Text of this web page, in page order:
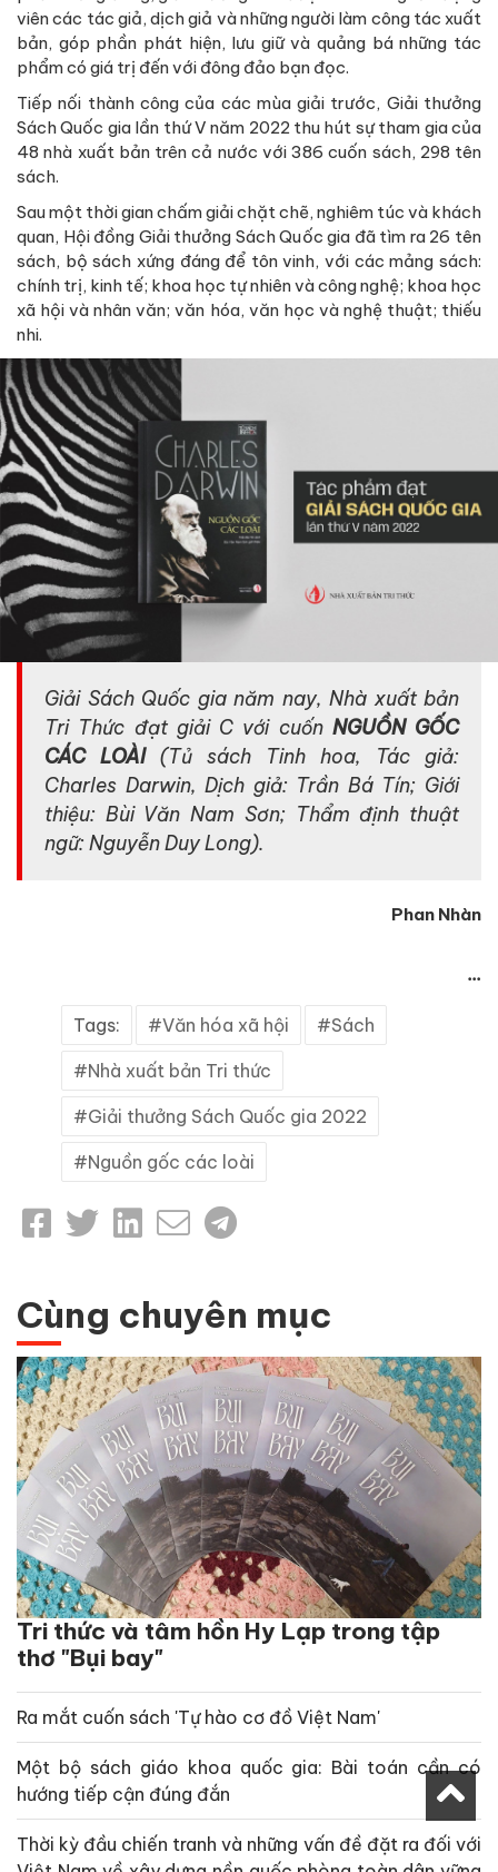
viên các tác giả, dịch giả và những người làm công tác xuất
bản, góp phần phát hiện, lưu giữ và quảng bá những tác
phẩm có giá trị đến với đông đảo bạn đọc.
Tiếp nối thành công của các mùa giải trước, Giải thưởng
Sách Quốc gia lần thứ V năm 2022 thu hút sự tham gia của
48 nhà xuất bản trên cả nước với 386 cuốn sách, 298 tên
sách.
Sau một thời gian chấm giải chặt chẽ, nghiêm túc và khách
quan, Hội đồng Giải thưởng Sách Quốc gia đã tìm ra 26 tên
sách, bộ sách xứng đáng để tôn vinh, với các mảng sách:
chính trị, kinh tế; khoa học tự nhiên và công nghệ; khoa học
xã hội và nhân văn; văn hóa, văn học và nghệ thuật; thiếu
nhi.
Giải Sách Quốc gia năm nay, Nhà xuất bản
Tri Thức đạt giải C với cuốn NGUỒN GỐC
CÁC LOÀI(Tủ sách Tinh hoa, Tác giả:
Charles Darwin, Dịch giả: Trần Bá Tín; Giới
thiệu: Bùi Văn Nam Sơn; Thẩm định thuật
ngữ: Nguyễn Duy Long).
Phan Nhàn
...
Tags: Văn hóa xã hội Sách
Nhà xuất bản Tri thức
Giải thưởng Sách Quốc gia 2022
Nguồn gốc các loài
Cùng chuyên mục
Tri thức và tâm hồn Hy Lạp trong tập
thơ "Bụi bay"
Ra mắt cuốn sách 'Tự hào cơ đồ Việt Nam'
Một bộ sách giáo khoa quốc gia: Bài toán cần có
hướng tiếp cận đúng đắn
Thời kỳ đầu chiến tranh và những vấn đề đặt ra đối với